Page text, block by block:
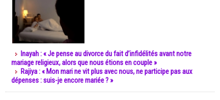
Inayah : « Je pense au divorce du fait d’infidélités avant notre
mariage religieux, alors que nous étions en couple »
Rajiya : « Mon mari ne vit plus avec nous, ne participe pas aux
dépenses : suis-je encore mariée ? »